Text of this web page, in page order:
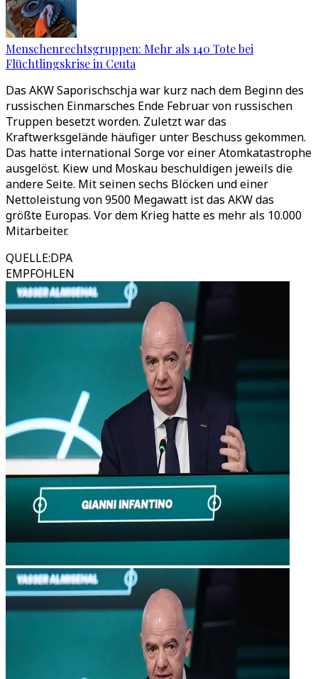
Menschenrechtsgruppen: Mehr als 140 Tote bei
Flüchtlingskrise in Ceuta
Das AKW Saporischschja war kurz nach dem Beginn des
russischen Einmarsches Ende Februar von russischen
Truppen besetzt worden. Zuletzt war das
Kraftwerksgelände häufiger unter Beschuss gekommen.
Das hatte international Sorge vor einer Atomkatastrophe
ausgelöst. Kiew und Moskau beschuldigen jeweils die
andere Seite. Mit seinen sechs Blöcken und einer
Nettoleistung von 9500 Megawatt ist das AKW das
größte Europas. Vor dem Krieg hatte es mehr als 10.000
Mitarbeiter.
QUELLE:DPA
EMPFOHLEN